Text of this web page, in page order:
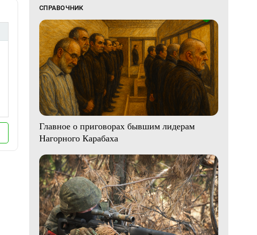
СПРАВОЧНИК
Главное о приговорах бывшим лидерам
Нагорного Карабаха